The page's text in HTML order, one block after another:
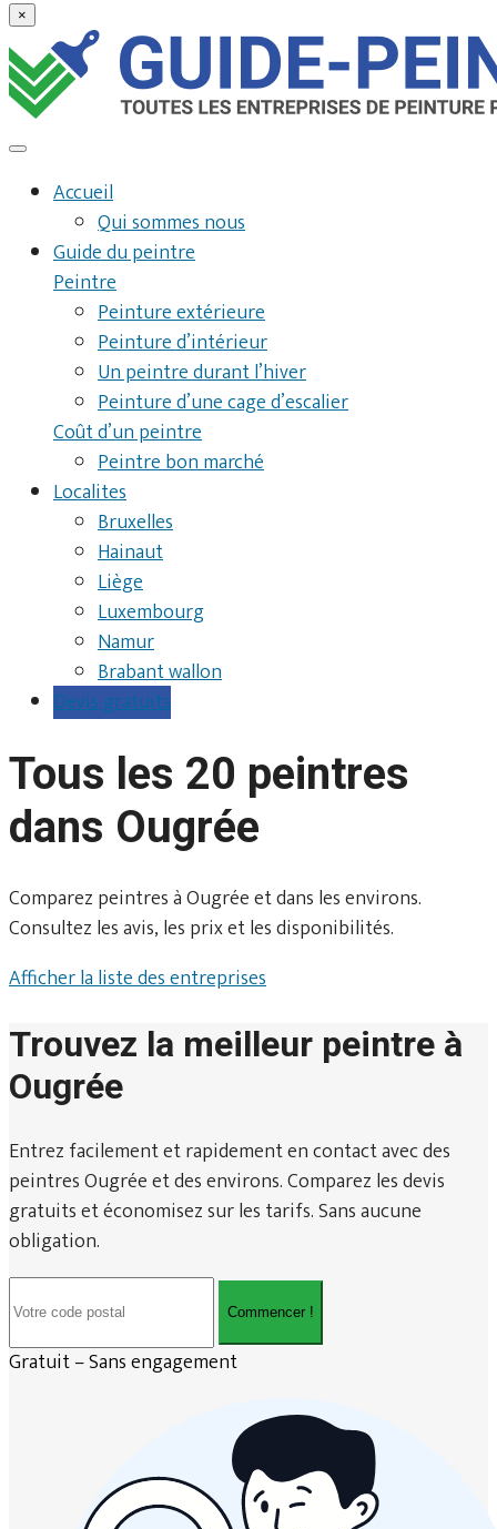
×
Accueil
Qui sommes nous
Guide du peintre
Peintre
Peinture extérieure
Peinture d’intérieur
Un peintre durant l’hiver
Peinture d’une cage d’escalier
Coût d’un peintre
Peintre bon marché
Localites
Bruxelles
Hainaut
Liège
Luxembourg
Namur
Brabant wallon
Devis gratuits
Tous les 20 peintres
dans Ougrée
Comparez peintres à Ougrée et dans les environs.
Consultez les avis, les prix et les disponibilités.
Afficher la liste des entreprises
Trouvez la meilleur peintre à
Ougrée
Entrez facilement et rapidement en contact avec des
peintres Ougrée et des environs. Comparez les devis
gratuits et économisez sur les tarifs. Sans aucune
obligation.
Commencer !
Gratuit – Sans engagement